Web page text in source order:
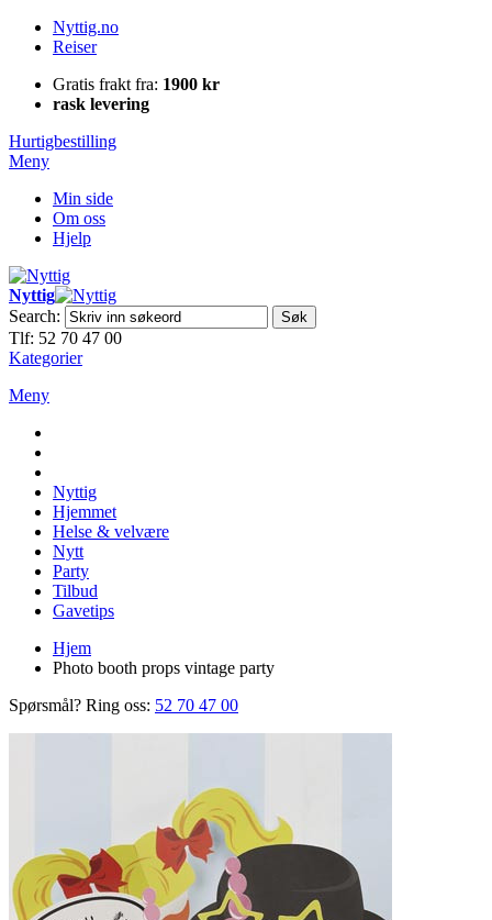
Nyttig.no
Reiser
Gratis frakt fra: 1900 kr
rask levering
Hurtigbestilling
Meny
Min side
Om oss
Hjelp
Nyttig
Search:
Søk
Tlf: 52 70 47 00
Kategorier
Meny
Nyttig
Hjemmet
Helse & velvære
Nytt
Party
Tilbud
Gavetips
Hjem
Photo booth props vintage party
Spørsmål? Ring oss: 52 70 47 00